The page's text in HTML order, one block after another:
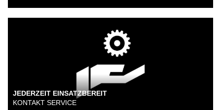
JEDERZEIT EINSATZBEREIT
KONTAKT SERVICE